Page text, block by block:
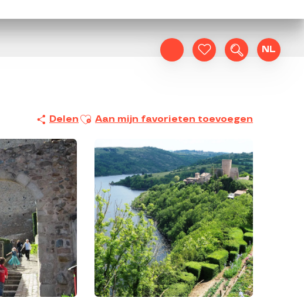
Zoek op
NL
Delen Ajouter aux favoris
Aan mijn favorieten toevoegen